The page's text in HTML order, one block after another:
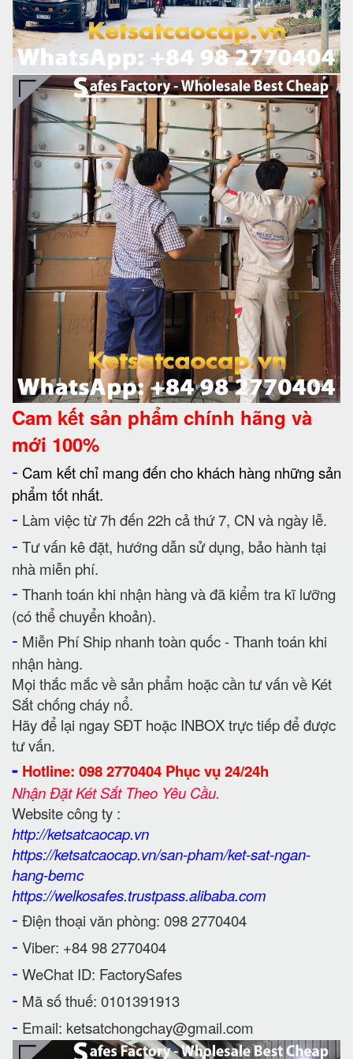
Cam kết sản phẩm chính hãng và
mới 100%
- Cam kết chỉ mang đến cho khách hàng những sản
phẩm tốt nhất.
- Làm việc từ 7h đến 22h cả thứ 7, CN và ngày lễ.
- Tư vấn kê đặt, hướng dẫn sử dụng, bảo hành tại
nhà miễn phí.
- Thanh toán khi nhận hàng và đã kiểm tra kĩ lưỡng
(có thể chuyển khoản).
- Miễn Phí Ship nhanh toàn quốc - Thanh toán khi
nhận hàng.
Mọi thắc mắc về sản phẩm hoặc cần tư vấn về Két
Sắt chống cháy nổ.
Hãy để lại ngay SĐT hoặc INBOX trực tiếp để được
tư vấn.
- Hotline: 098 2770404 Phục vụ 24/24h
Nhận Đặt Két Sắt Theo Yêu Cầu.
Website công ty :
http://ketsatcaocap.vn
https://ketsatcaocap.vn/san-pham/ket-sat-ngan-
hang-bemc
https://welkosafes.trustpass.alibaba.com
- Điện thoại văn phòng: 098 2770404
- Viber: +84 98 2770404
- WeChat ID: FactorySafes
- Mã số thuế: 0101391913
- Email: ketsatchongchay@gmail.com